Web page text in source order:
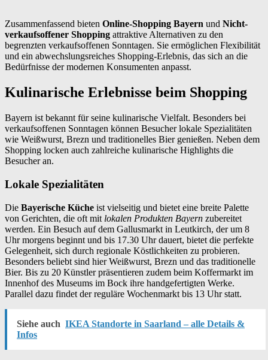
Zusammenfassend bieten Online-Shopping Bayern und Nicht-
verkaufsoffener Shopping attraktive Alternativen zu den
begrenzten verkaufsoffenen Sonntagen. Sie ermöglichen Flexibilität
und ein abwechslungsreiches Shopping-Erlebnis, das sich an die
Bedürfnisse der modernen Konsumenten anpasst.
Kulinarische Erlebnisse beim Shopping
Bayern ist bekannt für seine kulinarische Vielfalt. Besonders bei
verkaufsoffenen Sonntagen können Besucher lokale Spezialitäten
wie Weißwurst, Brezn und traditionelles Bier genießen. Neben dem
Shopping locken auch zahlreiche kulinarische Highlights die
Besucher an.
Lokale Spezialitäten
Die Bayerische Küche ist vielseitig und bietet eine breite Palette
von Gerichten, die oft mit lokalen Produkten Bayern zubereitet
werden. Ein Besuch auf dem Gallusmarkt in Leutkirch, der um 8
Uhr morgens beginnt und bis 17.30 Uhr dauert, bietet die perfekte
Gelegenheit, sich durch regionale Köstlichkeiten zu probieren.
Besonders beliebt sind hier Weißwurst, Brezn und das traditionelle
Bier. Bis zu 20 Künstler präsentieren zudem beim Koffermarkt im
Innenhof des Museums im Bock ihre handgefertigten Werke.
Parallel dazu findet der reguläre Wochenmarkt bis 13 Uhr statt.
Siehe auch IKEA Standorte in Saarland – alle Details &
Infos